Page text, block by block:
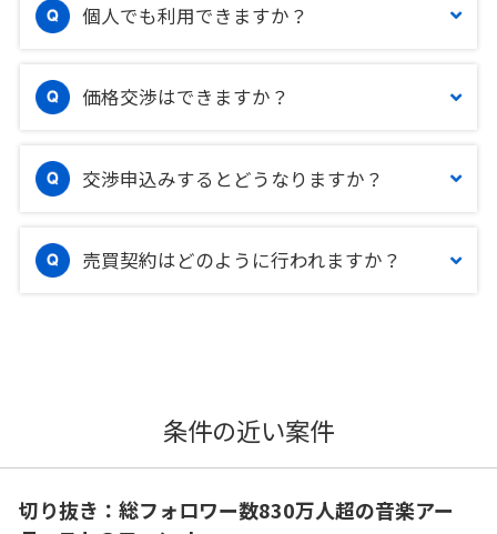
個人でも利用できますか？
価格交渉はできますか？
交渉申込みするとどうなりますか？
売買契約はどのように行われますか？
条件の近い案件
切り抜き：総フォロワー数830万人超の音楽アー